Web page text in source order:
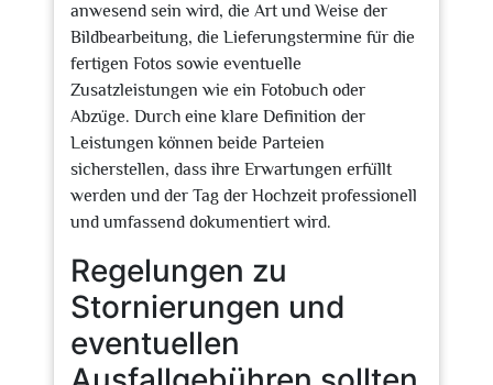
anwesend sein wird, die Art und Weise der
Bildbearbeitung, die Lieferungstermine für die
fertigen Fotos sowie eventuelle
Zusatzleistungen wie ein Fotobuch oder
Abzüge. Durch eine klare Definition der
Leistungen können beide Parteien
sicherstellen, dass ihre Erwartungen erfüllt
werden und der Tag der Hochzeit professionell
und umfassend dokumentiert wird.
Regelungen zu
Stornierungen und
eventuellen